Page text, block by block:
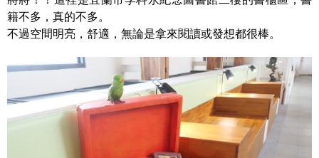
籍不多，真的不多。
不過空間明亮，舒適，無論是拿來閱讀或發想都很棒。